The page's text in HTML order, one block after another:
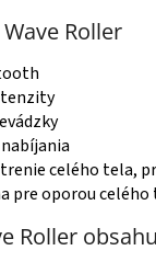
Roller
celého tela,
pre oporou celého
Roller